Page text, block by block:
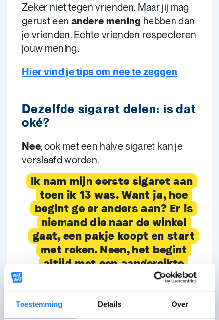
Toestemming Details Over
Zeker niet tegen vrienden. Maar jij mag
gerust een andere mening hebben dan
je vrienden. Echte vrienden respecteren
jouw mening.
Hier vind je tips om nee te zeggen
Dezelfde sigaret delen: is dat
oké?
Nee, ook met een halve sigaret kan je
verslaafd worden.
Ik nam mijn eerste sigaret aan
toen ik 13 was. Want ja, hoe
begint ge er anders aan? Er is
niemand die naar de winkel
gaat, een pakje koopt en start
met roken. Neen, het begint
altijd met een aangereikte
sigaret. Dank u, Tine! Moest Tine
er niet zijn geweest die dag, dan
zou ik een niet-roker zijn.